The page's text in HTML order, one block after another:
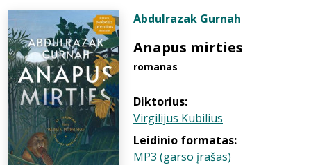
Abdulrazak Gurnah
Anapus mirties
romanas
Diktorius:
Virgilijus Kubilius
Leidinio formatas:
MP3 (garso įrašas)